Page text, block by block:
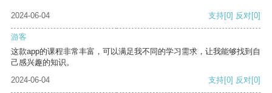
2024-06-04 支持[0] 反对[0]
游客
这款app的课程非常丰富，可以满足我不同的学习需求，让我能够找到自
己感兴趣的知识。
2024-06-04
支持[0] 反对[0]